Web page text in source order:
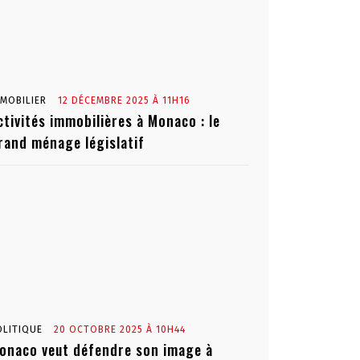
12 DÉCEMBRE 2025 À 11H16
immobilières à Monaco : le
ménage législatif
20 OCTOBRE 2025 À 10H44
veut défendre son image à